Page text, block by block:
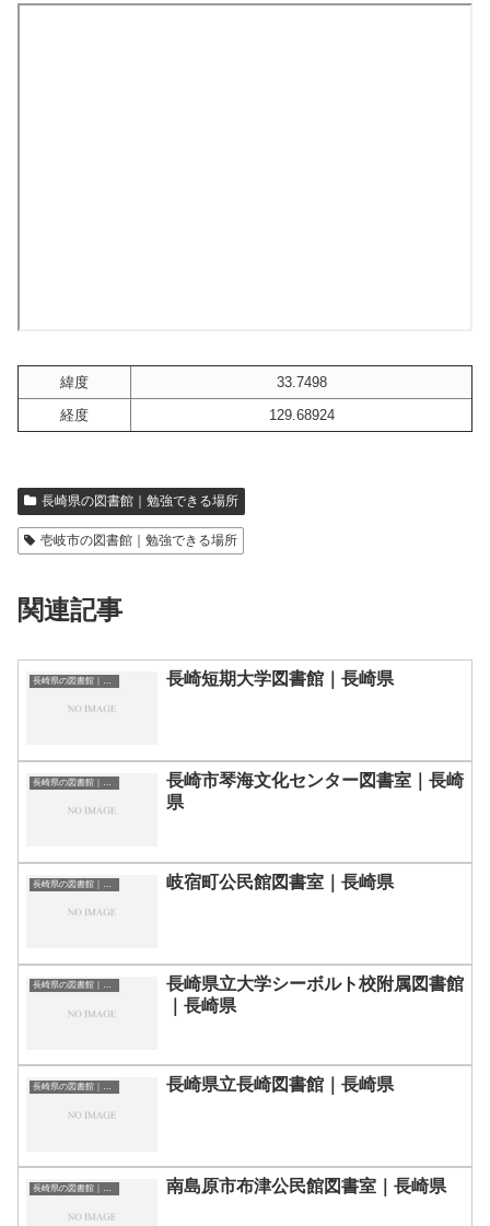
緯度
33.7498
経度
129.68924
長崎県の図書館｜勉強できる場所
壱岐市の図書館｜勉強できる場所
関連記事
長崎短期大学図書館｜長崎県
長崎市琴海文化センター図書室｜長崎
県
岐宿町公民館図書室｜長崎県
長崎県の図書館｜勉強できる場所
長崎県立大学シーボルト校附属図書館
｜長崎県
長崎県の図書館｜勉強できる場所 長崎県立長崎図書館｜長崎県
長崎県の図書館｜勉強できる場所 南島原市布津公民館図書室｜長崎県